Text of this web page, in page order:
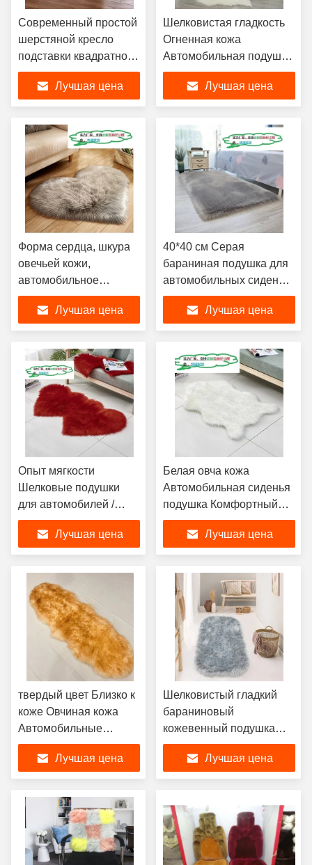
Современный простой
шерстяной кресло
подставки квадратной
формы
Лучшая цена
Шелковистая гладкость
Огненная кожа
Автомобильная подушка
Простая жизнь 40 см * 40
Лучшая цена
Форма сердца, шкура
овечьей кожи,
автомобильное
сиденье, шелковистая
гладкость,
трансформирующая
опыт вождения.
Лучшая цена
40*40 см Серая
бараниная подушка для
автомобильных сидений
с индивидуальной
обработкойЛучшая цена
Опыт мягкости
Шелковые подушки
для автомобилей /
автомобилей
Лучшая цена
Белая овча кожа
Автомобильная сиденья
подушка Комфортный
свитер Простая жизнь
Лучшая цена
твердый цвет Близко к
коже Овчиная кожа
Автомобильные
сиденья подушка
Простая жизнь
Лучшая цена
Шелковистый гладкий
бараниновый
кожевенный подушка
автокресла
Лучшая цена